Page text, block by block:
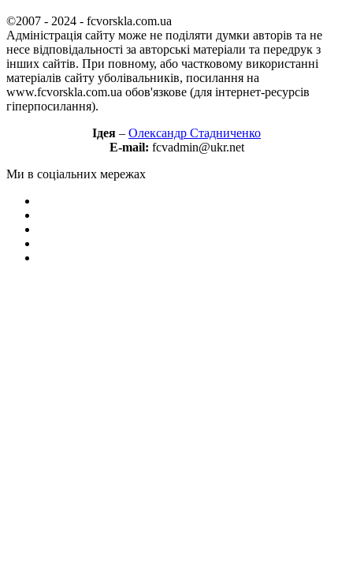
©2007 - 2024 - fcvorskla.com.ua
Адміністрація сайту може не поділяти думки авторів та не
несе відповідальності за авторські матеріали та передрук з
інших сайтів. При повному, або частковому використанні
матеріалів сайту уболівальників, посилання на
www.fcvorskla.com.ua обов'язкове (для інтернет-ресурсів
гіперпосилання).
Ідея – Олександр Стадниченко
E-mail: fcvadmin@ukr.net
Ми в соціальних мережах